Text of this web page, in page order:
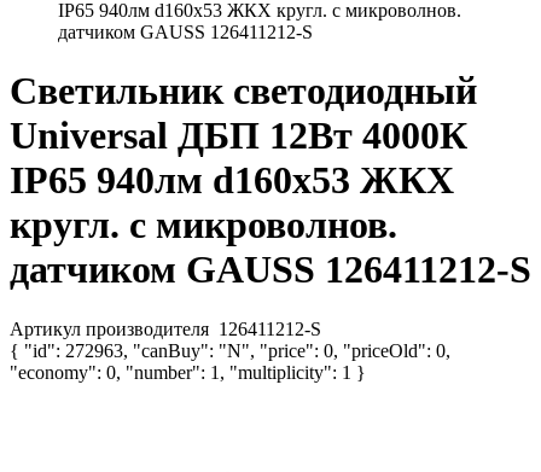
IP65 940лм d160х53 ЖКХ кругл. с микроволнов.
датчиком GAUSS 126411212-S
Светильник светодиодный
Universal ДБП 12Вт 4000К
IP65 940лм d160х53 ЖКХ
кругл. с микроволнов.
датчиком GAUSS 126411212-S
Артикул производителя 126411212-S
{ "id": 272963, "canBuy": "N", "price": 0, "priceOld": 0,
"economy": 0, "number": 1, "multiplicity": 1 }